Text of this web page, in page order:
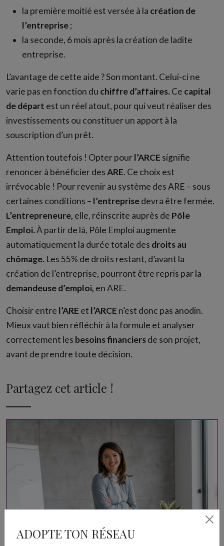
ADOPTE TON RÉSEAU
la première moitié est versée à la création de
l’entreprise;
la seconde, 6 mois après la création de ladite
entreprise.
L’avantage de cette aide ? Son montant. Celui-ci ne
varie pas en fonction du chiffred’affaires. Ce capital
de départ est un réel atout, pour qui veut réaliser des
investissements ou constituer un apport à la
souscription d’un prêt.
Attention toutefois ! Opter pourl’ARCE signifie
renoncer à bénéficier desARE. Ce choix est
irrévocable ! Pour revenir au système des ARE – sous
certaines conditions – l’entreprisedevra être fermée.
L’entrepreneure, elle, réinscrite auprès de Pôle
Emploi.À partir de là, Pôle Emploi augmente
automatiquement la durée totale des droits au
chômage. Les 55% de droits restant, d’avant la
création de l’entreprise, pourront être repris par la
demandeuse d’emploi, en ARE.
Choisir entre l’ARE et l’ARCE n’est donc pas anodin.
Mieux vaut bien réfléchir à la formule et analyser
correctement les besoins financiersde son projet,
avant de prendre toute décision.
Partagez cet article !